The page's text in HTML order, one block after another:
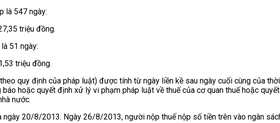
là 547 ngày:
triệu đồng.
51 ngày:
triệu đồng.
quy định của pháp luật) được tính từ ngày liền kề sau ngày cuối cùng của
hoặc quyết định xử lý vi phạm pháp luật về thuế của cơ quan thuế hoặc
nước.
ngày 20/8/2013. Ngày 26/8/2013, người nộp thuế nộp số tiền trên vào ngân